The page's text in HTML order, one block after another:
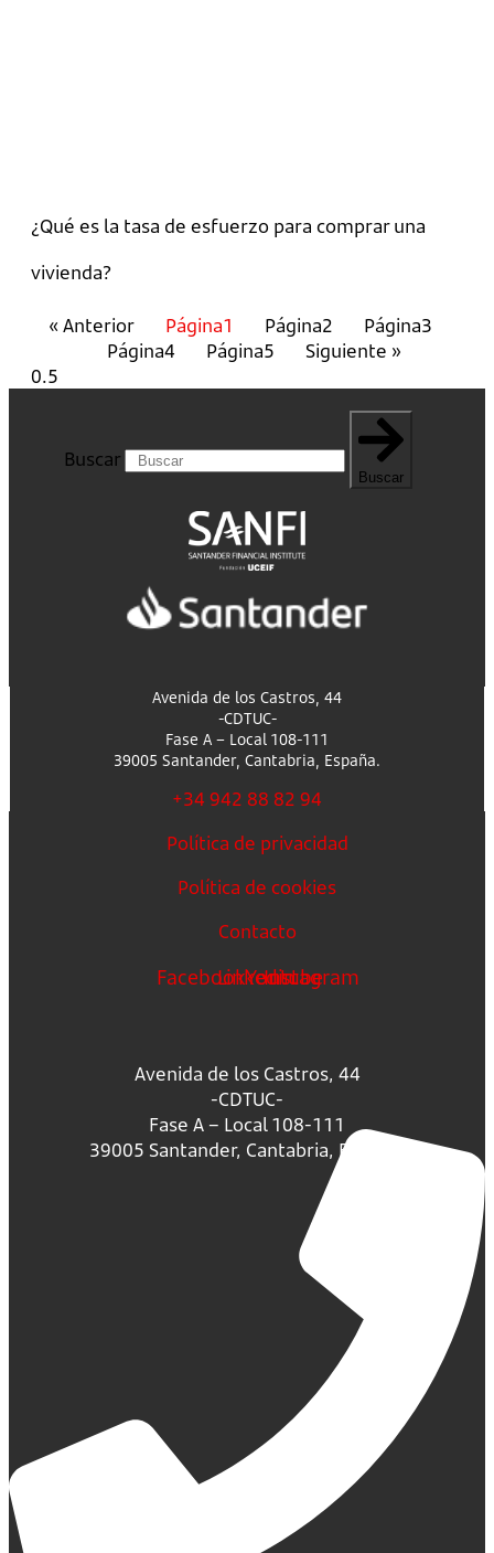
¿Qué es la tasa de esfuerzo para comprar una
vivienda?
« Anterior Página1 Página2 Página3
Página4 Página5 Siguiente »
Buscar
Buscar
Avenida de los Castros, 44
-CDTUC-
Fase A – Local 108-111
39005 Santander, Cantabria, España.
+34 942 88 82 94
Política de privacidad
Política de cookies
Contacto
FacebookLinkedin
Youtube
Instagram
Avenida de los Castros, 44
-CDTUC-
Fase A – Local 108-111
39005 Santander, Cantabria, España.